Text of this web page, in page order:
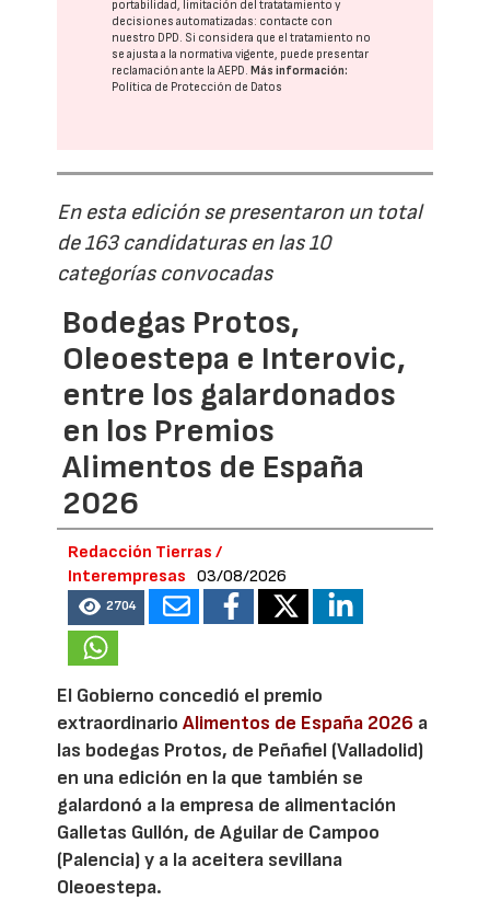
portabilidad, limitación del tratatamiento y
decisiones automatizadas: contacte con
nuestro DPD. Si considera que el tratamiento no
se ajusta a la normativa vigente, puede presentar
reclamación ante laAEPD. Más información:
Política de Protección de Datos
En esta edición se presentaron un total
de 163 candidaturas en las 10
categorías convocadas
Bodegas Protos,
Oleoestepa e Interovic,
entre los galardonados
en los Premios
Alimentos de España
2026
Redacción Tierras /
Interempresas
03/08/2026
2704
El Gobierno concedió el premio
extraordinarioAlimentos de España 2026 a
las bodegas Protos, de Peñafiel (Valladolid)
en una edición en la que también se
galardonó a la empresa de alimentación
Galletas Gullón, de Aguilar de Campoo
(Palencia) y a la aceitera sevillana
Oleoestepa.